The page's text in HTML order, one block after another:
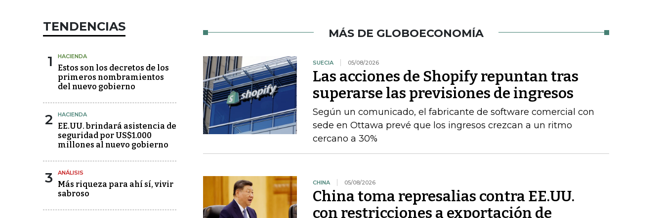
TENDENCIAS
1 HACIENDA
Estos son los decretos de los
primeros nombramientos
del nuevo gobierno
2 HACIENDA
EE.UU. brindará asistencia de
seguridad por US$1.000
millones al nuevo gobierno
3 ANÁLISIS
Más riqueza para ahí sí, vivir
sabroso
MÁS DE GLOBOECONOMÍA
SUECIA 05/08/2026
Las acciones de Shopify repuntan tras
superarse las previsiones de ingresos
Según un comunicado, el fabricante de software comercial con
sede en Ottawa prevé que los ingresos crezcan a un ritmo
cercano a 30%
CHINA 05/08/2026
China toma represalias contra EE.UU.
con restricciones a exportación de